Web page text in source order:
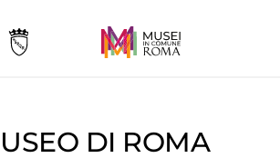
DI ROMA